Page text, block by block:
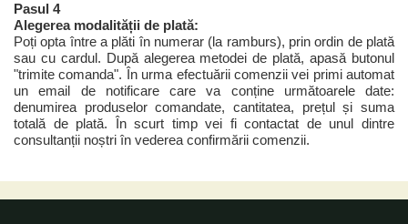
Pasul 4
Alegerea modalității de plată:
Poți opta între a plăti în numerar (la ramburs), prin ordin de plată
sau cu cardul. După alegerea metodei de plată, apasă butonul
"trimite comanda". În urma efectuării comenzii vei primi automat
un email de notificare care va conține următoarele date:
denumirea produselor comandate, cantitatea, prețul și suma
totală de plată. În scurt timp vei fi contactat de unul dintre
consultanții noștri în vederea confirmării comenzii.